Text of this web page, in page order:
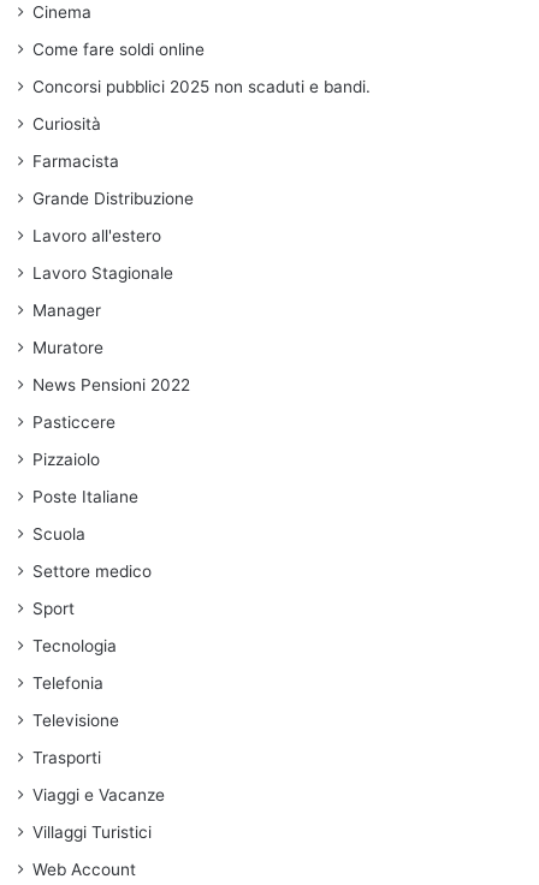
Cinema
Come fare soldi online
Concorsi pubblici 2025 non scaduti e bandi.
Curiosità
Farmacista
Grande Distribuzione
Lavoro all'estero
Lavoro Stagionale
Manager
Muratore
News Pensioni 2022
Pasticcere
Pizzaiolo
Poste Italiane
Scuola
Settore medico
Sport
Tecnologia
Telefonia
Televisione
Trasporti
Viaggi e Vacanze
Villaggi Turistici
Web Account